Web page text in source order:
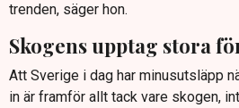
trenden, säger hon.
Skogens upptag stora
Att Sverige i dag har minusutsläpp
in är framför allt tack vare skogen,